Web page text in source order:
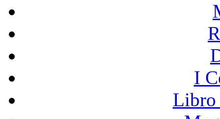
I
Libro